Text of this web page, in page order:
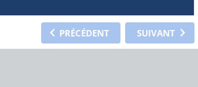
PRÉCÉDENT SUIVANT